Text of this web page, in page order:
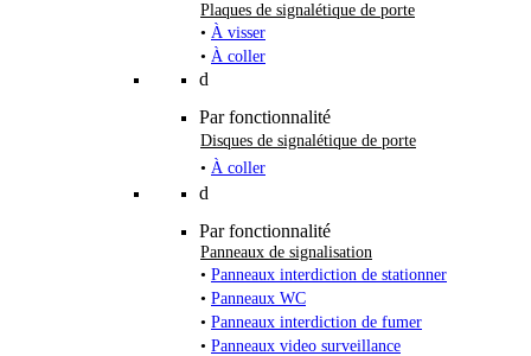
Plaques de signalétique de porte
• À visser
• À coller
d
Par fonctionnalité
Disques de signalétique de porte
• À coller
d
Par fonctionnalité
Panneaux de signalisation
• Panneaux interdiction de stationner
• Panneaux WC
• Panneaux interdiction de fumer
• Panneaux video surveillance